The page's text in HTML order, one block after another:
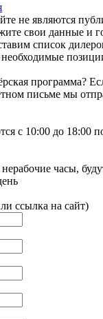
не являются
свои данные и
список
программа?
письме мы
с 10:00 до 18:00
часы,
ссылка на сайт)